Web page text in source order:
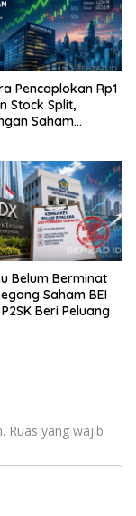
Pencaplokan Rp1
Stock Split,
Saham
Belum Berminat
Saham BEI
Beri Peluang
Ruas yang wajib